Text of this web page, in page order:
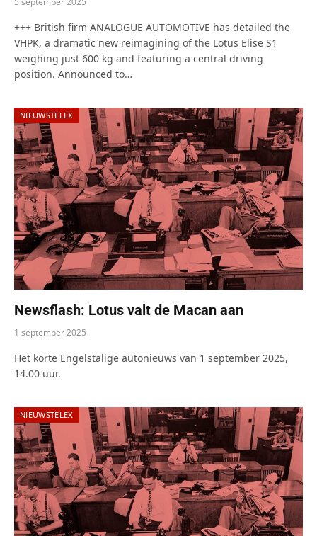
+++ British firm ANALOGUE AUTOMOTIVE has detailed the
VHPK, a dramatic new reimagining of the Lotus Elise S1
weighing just 600 kg and featuring a central driving
position. Announced to…
NIEUWSTELEX
Newsflash: Lotus valt de Macan aan
1 september 2025
Het korte Engelstalige autonieuws van 1 september 2025,
14.00 uur.
NIEUWSTELEX